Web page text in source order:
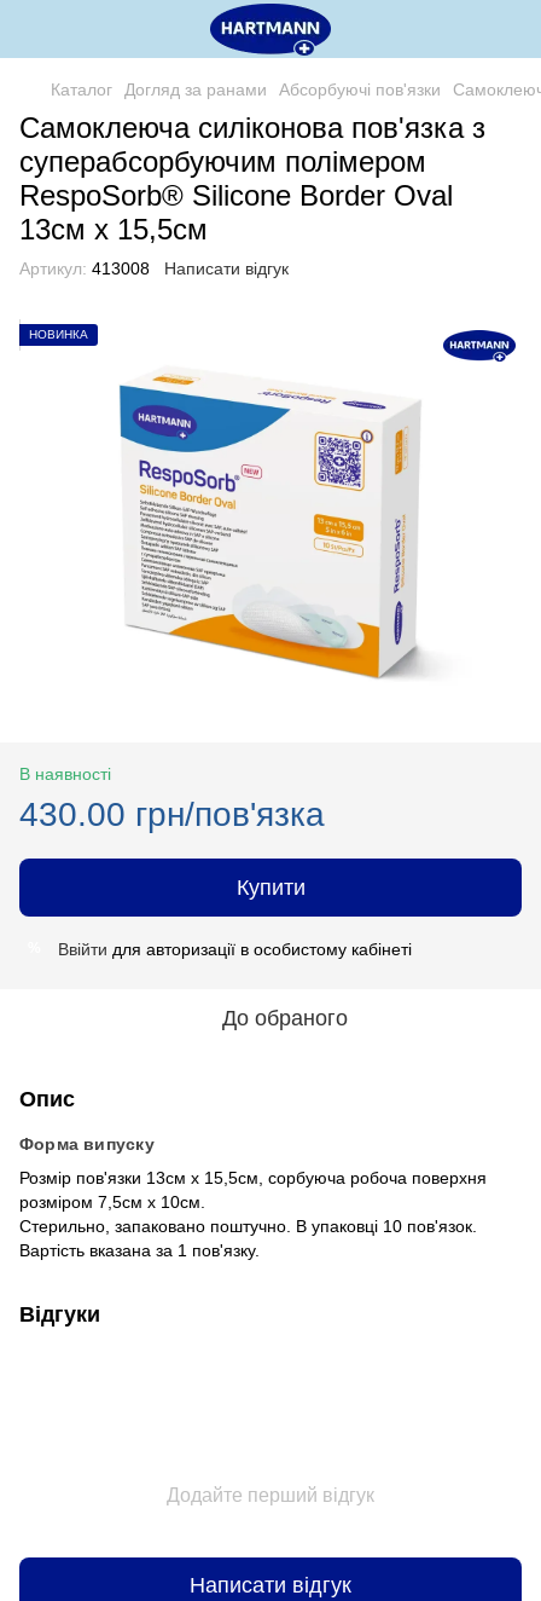
Каталог Догляд за ранами Абсорбуючі пов'язки
Самоклеюча силіконова пов'язка з
суперабсорбуючим полімером
RespoSorb® Silicone Border Oval
13см х 15,5см
Артикул: 413008 Написати відгук
НОВИНКА
В наявності
430.00 грн/пов'язка
Купити
Ввійти для авторизації в особистому кабінеті
До обраного
Опис
Форма випуску
Розмір пов'язки 13см х 15,5см, сорбуюча робоча поверхня
розміром 7,5см х 10см.
Стерильно, запаковано поштучно. В упаковці 10 пов'язок.
Вартість вказана за 1 пов'язку.
Відгуки
Додайте перший відгук
Написати відгук